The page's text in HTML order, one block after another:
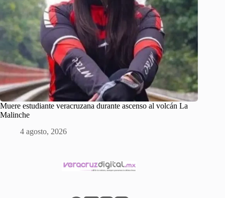
Muere estudiante veracruzana durante ascenso al volcán La
Malinche
4 agosto, 2026